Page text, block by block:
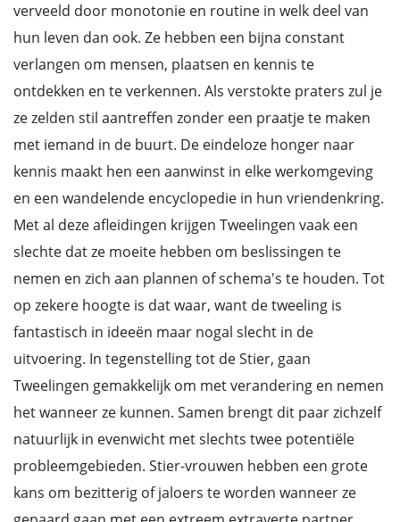
verveeld door monotonie en routine in welk deel van
hun leven dan ook. Ze hebben een bijna constant
verlangen om mensen, plaatsen en kennis te
ontdekken en te verkennen. Als verstokte praters zul je
ze zelden stil aantreffen zonder een praatje te maken
met iemand in de buurt. De eindeloze honger naar
kennis maakt hen een aanwinst in elke werkomgeving
en een wandelende encyclopedie in hun vriendenkring.
Met al deze afleidingen krijgen Tweelingen vaak een
slechte dat ze moeite hebben om beslissingen te
nemen en zich aan plannen of schema's te houden. Tot
op zekere hoogte is dat waar, want de tweeling is
fantastisch in ideeën maar nogal slecht in de
uitvoering. In tegenstelling tot de Stier, gaan
Tweelingen gemakkelijk om met verandering en nemen
het wanneer ze kunnen. Samen brengt dit paar zichzelf
natuurlijk in evenwicht met slechts twee potentiële
probleemgebieden. Stier-vrouwen hebben een grote
kans om bezitterig of jaloers te worden wanneer ze